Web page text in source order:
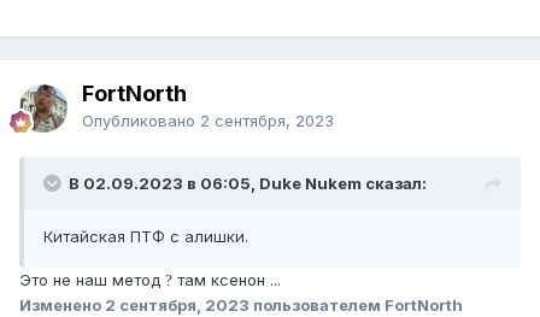
FоrtNorth
Опубликовано 2 сентября, 2023
В 02.09.2023 в 06:05, Duke Nukem сказал:
Китайская ПТФ с алишки.
Это не наш метод ? там ксенон ...
Изменено 2 сентября, 2023 пользователем FоrtNorth